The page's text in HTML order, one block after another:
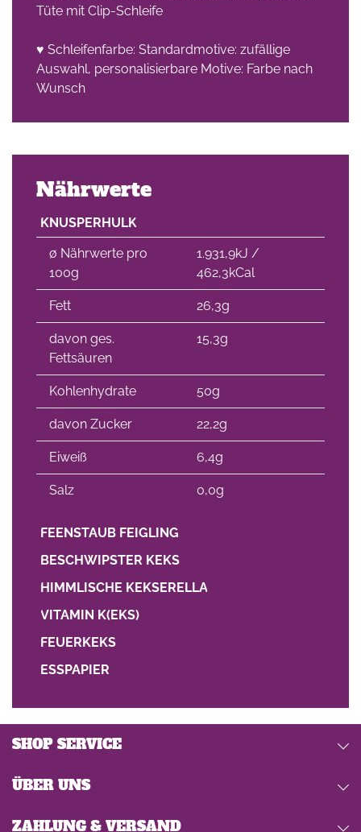
Tüte mit Clip-Schleife
♥ Schleifenfarbe: Standardmotive: zufällige
Auswahl, personalisierbare Motive: Farbe nach
Wunsch
Nährwerte
KNUSPERHULK
∅ Nährwerte pro
100g
1.931,9kJ /
462,3kCal
Fett 26,3g
davon ges.
Fettsäuren
15,3g
Kohlenhydrate 50g
davon Zucker 22,2g
Eiweiß 6,4g
Salz 0,0g
FEENSTAUB FEIGLING
BESCHWIPSTER KEKS
HIMMLISCHE KEKSERELLA
VITAMIN K(EKS)
FEUERKEKS
ESSPAPIER
SHOP SERVICE
ÜBER UNS
ZAHLUNG & VERSAND